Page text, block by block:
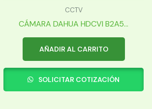
CCTV
CÁMARA DAHUA HDCVI B2A5...
AÑADIR AL CARRITO
SOLICITAR COTIZACIÓN